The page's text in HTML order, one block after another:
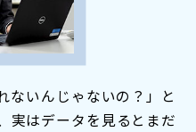
ないんじゃないの？」と
実はデータを見るとまだ